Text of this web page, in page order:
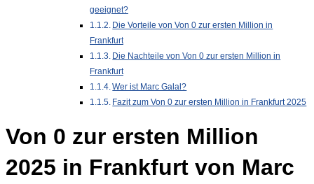
geeignet?
Die Vorteile von Von 0 zur ersten Million in
Frankfurt
Die Nachteile von Von 0 zur ersten Million in
Frankfurt
Wer ist Marc Galal?
Fazit zum Von 0 zur ersten Million in Frankfurt 2025
Von 0 zur ersten Million
2025 in Frankfurt von Marc